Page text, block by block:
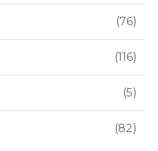
76
116
5
82